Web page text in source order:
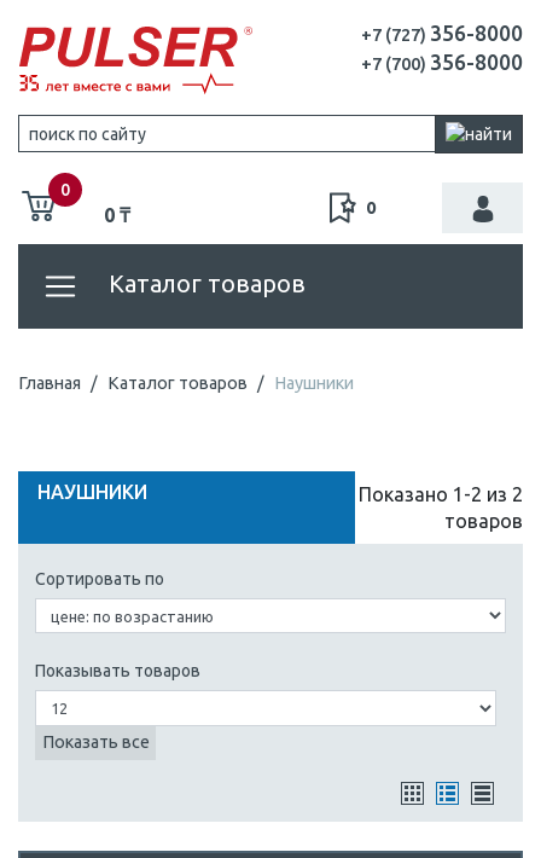
+7 (727) 356-8000
+7 (700) 356-8000
0
0 ₸ 0
Каталог товаров
Главная Каталог товаров Наушники
НАУШНИКИ
Показано 1-2 из 2
товаров
Сортировать по
Показывать товаров
Показать все